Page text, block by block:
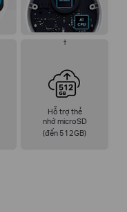
Hỗ trợ thẻ
nhớ microSD
(đến 512GB)
†